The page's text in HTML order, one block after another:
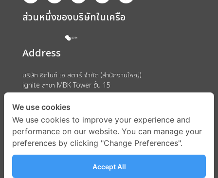
ส่วนหนึ่งของบริษัทในเครือ
Address
บริษัท อิกไนท์ เอ สตาร์ จำกัด (สำนักงานใหญ่)
ignite สาขา MBK Tower ชั้น 15
ถนนพญาไท แขวงวังใหม่ เขตปทุมวัน กรุงเทพมหานคร 10330
We use cookies
We use cookies to improve your experience and
performance on our website. You can manage your
preferences by clicking "Change Preferences".
Accept All